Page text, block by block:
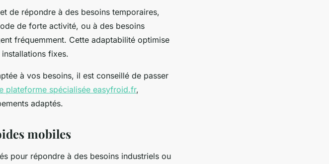
de répondre à des besoins temporaires,
de forte activité, ou à des besoins
fréquemment. Cette adaptabilité optimise
fixes.
à vos besoins, il est conseillé de passer
plateforme spécialisée easyfroid.fr,
adaptés.
mobiles
pour répondre à des besoins industriels ou